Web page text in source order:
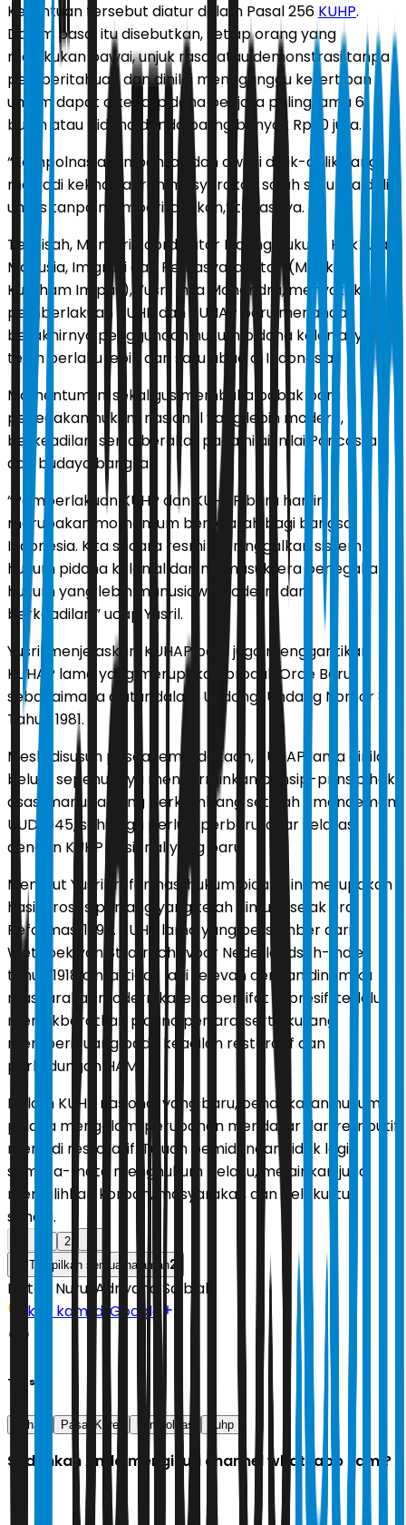
Ketentuan tersebut diatur dalam Pasal 256 KUHP.
Dalam pasal itu disebutkan, setiap orang yang
melakukan pawai, unjuk rasa, atau demonstrasi tanpa
pemberitahuan dan dinilai mengganggu ketertiban
umum dapat dikenai pidana penjara paling lama 6
bulan atau pidana denda paling banyak Rp 10 juta.
“Kompolnas akan pantau dan awasi delik-delik yang
menjadi kekhawatiran masyarakat, salah satunya delik
unras tanpa memberitahukan,” tegasnya.
Terpisah, Menteri Koordinator Bidang Hukum, Hak Asasi
Manusia, Imigrasi dan Pemasyarakatan (Menko
Kumham Imipas), Yusril Ihza Mahendra, menyatakan
pemberlakuan KUHP dan KUHAP baru menandai
berakhirnya penggunaan hukum pidana kolonial yang
telah berlaku lebih dari satu abad di Indonesia.
Momentum ini sekaligus membuka babak baru
penegakan hukum nasional yang lebih modern,
berkeadilan, serta berakar pada nilai-nilai Pancasila
dan budaya bangsa.
“Pemberlakuan KUHP dan KUHAP baru hari ini
merupakan momentum bersejarah bagi bangsa
Indonesia. Kita secara resmi meninggalkan sistem
hukum pidana kolonial dan memasuki era penegakan
hukum yang lebih manusiawi, modern, dan
berkeadilan,” ucap Yusril.
Yusril menjelaskan, KUHAP baru juga menggantikan
KUHAP lama yang merupakan produk Orde Baru
sebagaimana diatur dalam Undang-Undang Nomor 8
Tahun 1981.
Meski disusun pascakemerdekaan, KUHAP lama dinilai
belum sepenuhnya mencerminkan prinsip-prinsip hak
asasi manusia yang berkembang setelah amandemen
UUD 1945, sehingga perlu diperbarui agar selaras
dengan KUHP nasional yang baru.
Menurut Yusril, reformasi hukum pidana ini merupakan
hasil proses panjang yang telah dimulai sejak era
Reformasi 1998. KUHP lama yang bersumber dari
Wetboek van Strafrecht voor Nederlandsch-Indie
tahun 1918 dinilai tidak lagi relevan dengan dinamika
masyarakat modern karena bersifat represif, terlalu
menitikberatkan pidana penjara, serta kurang
memberi ruang pada keadilan restoratif dan
perlindungan HAM.
Dalam KUHP nasional yang baru, pendekatan hukum
pidana mengalami perubahan mendasar dari retributif
menjadi restoratif. Tujuan pemidanaan tidak lagi
semata-mata menghukum pelaku, melainkan juga
memulihkan korban, masyarakat, dan pelaku itu
sendiri.
2
Tampilkan semua halaman2
Editor: Nurul Adriyana Salbiah
Ikuti kami di Google
Tags
kuhap Pasal Karet kompolnas kuhp
Sudahkah Anda mengikuti channel whatsapp kami?